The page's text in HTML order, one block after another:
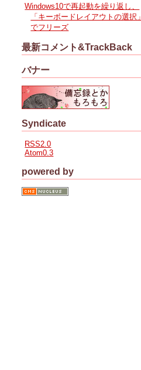
Windows10で再起動を繰り返し、
「キーボードレイアウトの選択」
でフリーズ
最新コメント&TrackBack
バナー
Syndicate
RSS2.0
Atom0.3
powered by